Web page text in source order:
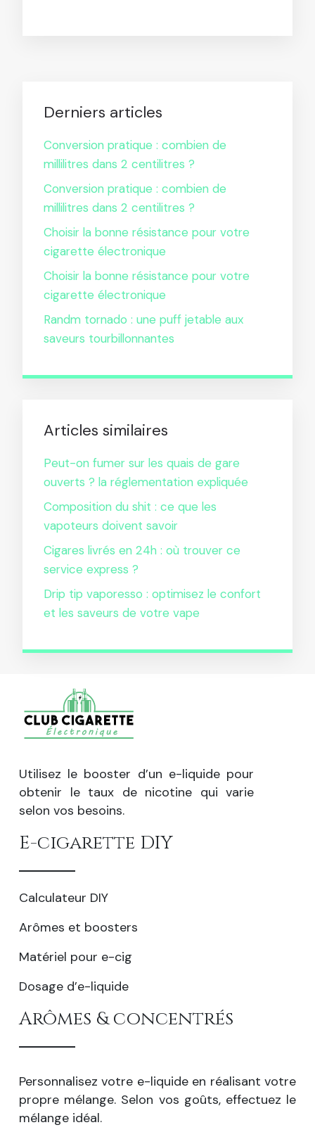
Derniers articles
Conversion pratique : combien de
millilitres dans 2 centilitres ?
Conversion pratique : combien de
millilitres dans 2 centilitres ?
Choisir la bonne résistance pour votre
cigarette électronique
Choisir la bonne résistance pour votre
cigarette électronique
Randm tornado : une puff jetable aux
saveurs tourbillonnantes
Articles similaires
Peut-on fumer sur les quais de gare
ouverts ? la réglementation expliquée
Composition du shit : ce que les
vapoteurs doivent savoir
Cigares livrés en 24h : où trouver ce
service express ?
Drip tip vaporesso : optimisez le confort
et les saveurs de votre vape
Utilisez le booster d’un e-liquide pour
obtenir le taux de nicotine qui varie
selon vos besoins.
E-cigarette DIY
Calculateur DIY
Arômes et boosters
Matériel pour e-cig
Dosage d’e-liquide
Arômes & concentrés
Personnalisez votre e-liquide en réalisant votre
propre mélange. Selon vos goûts, effectuez le
mélange idéal.